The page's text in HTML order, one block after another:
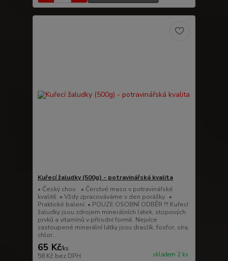
Kuřecí žaludky (500g) - potravinářská kvalita
• Český chov. • Čerstvé maso v potravinářské
kvalitě. • Vždy zpracováváme v den porážky. •
Praktické balení. • POUZE OSOBNÍ ODBĚR !!! Kuřecí
žaludky jsou zdrojem minerálních látek, stopových
prvků a vitamínů v přírodní formě. Nejvíce
zastoupené minerální látky jsou draslík, fosfor, síra,
chlor...
65 Kč/ks
58 Kč bez DPH skladem 2 ks